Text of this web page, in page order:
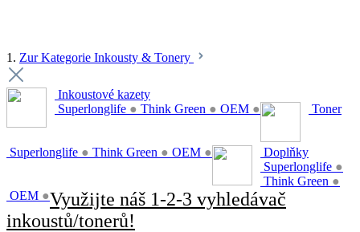
1. Zur Kategorie Inkousty & Tonery
Inkoustové kazety
Superlonglife ● Think Green ● OEM ● Toner
Superlonglife ● Think Green ● OEM ●
Doplňky
Superlonglife ●
Think Green ●
OEM ●Využijte náš 1-2-3 vyhledávač
inkoustů/tonerů!